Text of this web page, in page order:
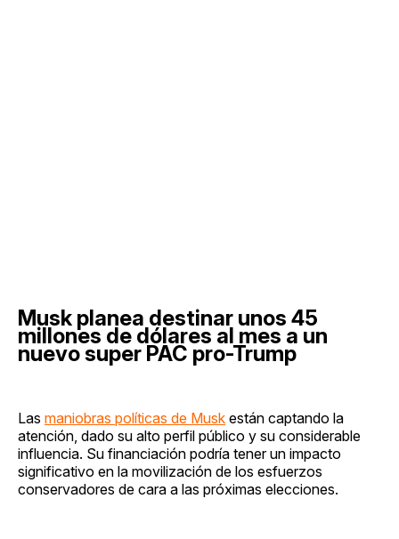
Musk planea destinar unos 45
millones de dólares al mes a un
nuevo super PAC pro-Trump
Las maniobras políticas de Musk están captando la
atención, dado su alto perfil público y su considerable
influencia. Su financiación podría tener un impacto
significativo en la movilización de los esfuerzos
conservadores de cara a las próximas elecciones.